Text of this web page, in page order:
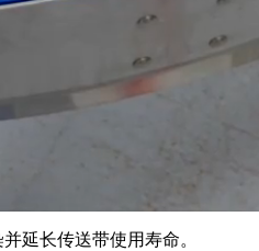
延长传送带使用寿命。